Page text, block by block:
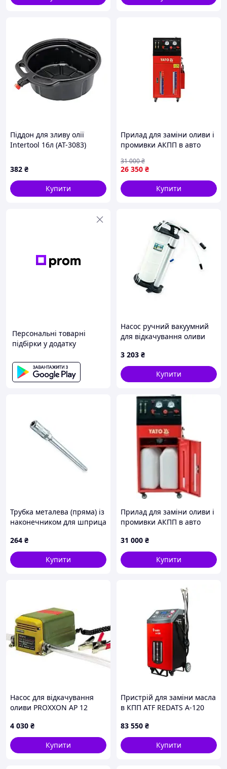
Піддон для зливу олії
Intertool 16л (AT-3083)
382 ₴
Купити
Прилад для заміни оливи і
промивки АКПП в авто
12 В) P=70Вт (бак 30л)
+адаптери Yato YT-07130
26 350 ₴
31 000₴
Купити
Персональні товарні
підбірки у додатку
Насос ручний вакуумний
для відкачування оливи
3 203 ₴
Купити
Трубка металева (пряма) із
наконечником для шприца
264 ₴
Купити
Прилад для заміни оливи і
промивки АКПП в авто
12 В, P= 70 Вт, бак- 30 л
31 000 ₴
Купити
Насос для відкачування
оливи PROXXON AP 12
4 030 ₴
Купити
Пристрій для заміни масла
в КПП ATF REDATS A-120
83 550 ₴
Купити